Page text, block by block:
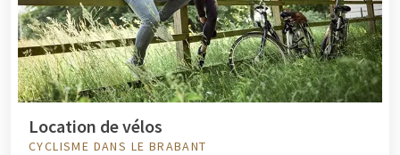
Location de vélos
CYCLISME DANS LE BRABANT